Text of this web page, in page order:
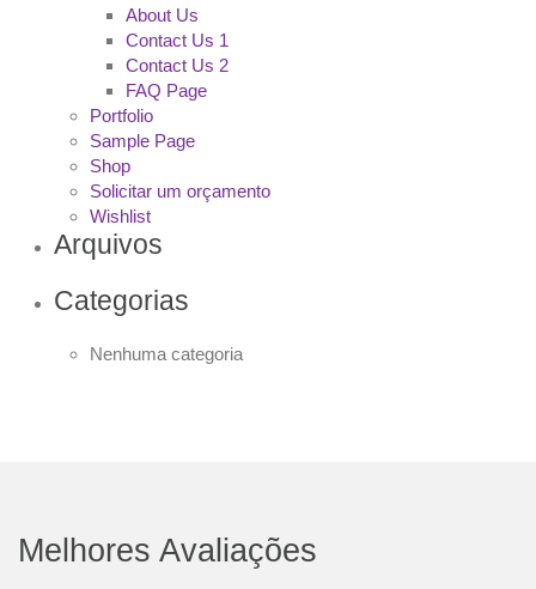
About Us
Contact Us 1
Contact Us 2
FAQ Page
Portfolio
Sample Page
Shop
Solicitar um orçamento
Wishlist
Arquivos
Categorias
Nenhuma categoria
Melhores Avaliações